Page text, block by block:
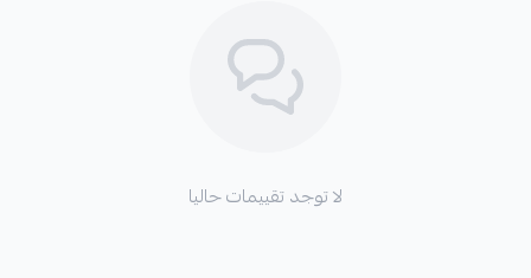
اطلب المنتج
لا توجد تقييمات حاليا